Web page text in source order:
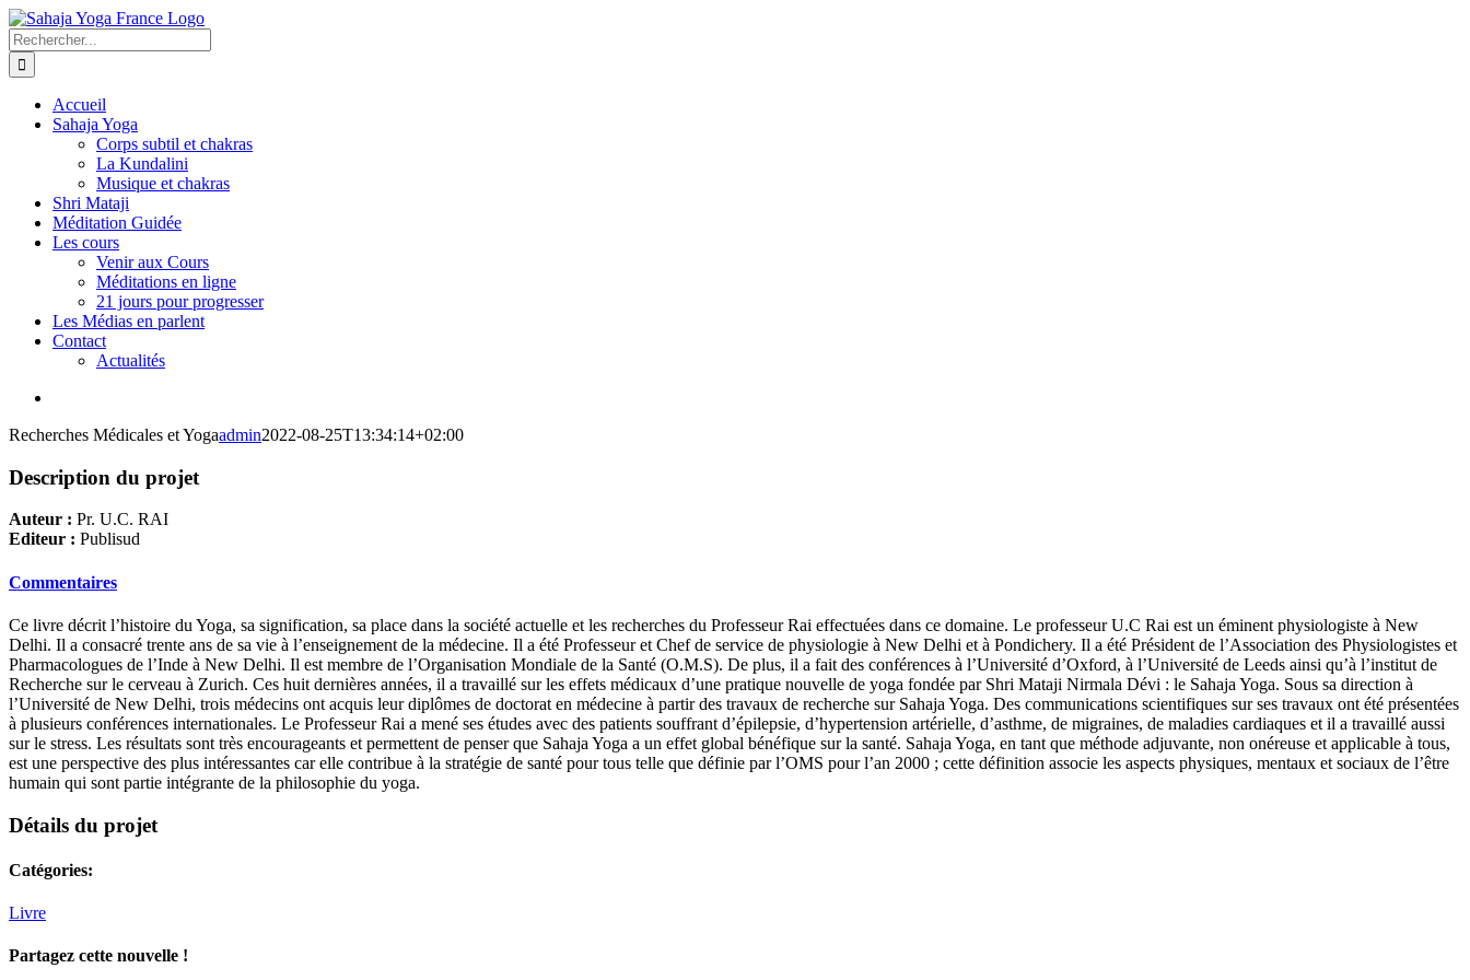
Passer
au
contenu
Rechercher:
Accueil
Sahaja Yoga
Corps subtil et chakras
La Kundalini
Musique et chakras
Shri Mataji
Méditation Guidée
Les cours
Venir aux Cours
Méditations en ligne
21 jours pour progresser
Les Médias en parlent
Contact
Actualités
Image
Recherches Médicales et Yogaadmin2022-08-25T13:34:14+02:00
Description du projet
Auteur : Pr. U.C. RAI
Editeur : Publisud
Commentaires
Ce livre décrit l’histoire du Yoga, sa signification, sa place dans la société actuelle et les recherches du Professeur Rai effectuées dans ce domaine. Le professeur U.C Rai est un éminent physiologiste à New
Delhi. Il a consacré trente ans de sa vie à l’enseignement de la médecine. Il a été Professeur et Chef de service de physiologie à New Delhi et à Pondichery. Il a été Président de l’Association des Physiologistes et
Pharmacologues de l’Inde à New Delhi. Il est membre de l’Organisation Mondiale de la Santé (O.M.S). De plus, il a fait des conférences à l’Université d’Oxford, à l’Université de Leeds ainsi qu’à l’institut de
Recherche sur le cerveau à Zurich. Ces huit dernières années, il a travaillé sur les effets médicaux d’une pratique nouvelle de yoga fondée par Shri Mataji Nirmala Dévi : le Sahaja Yoga. Sous sa direction à
l’Université de New Delhi, trois médecins ont acquis leur diplômes de doctorat en médecine à partir des travaux de recherche sur Sahaja Yoga. Des communications scientifiques sur ses travaux ont été présentées
à plusieurs conférences internationales. Le Professeur Rai a mené ses études avec des patients souffrant d’épilepsie, d’hypertension artérielle, d’asthme, de migraines, de maladies cardiaques et il a travaillé aussi
sur le stress. Les résultats sont très encourageants et permettent de penser que Sahaja Yoga a un effet global bénéfique sur la santé. Sahaja Yoga, en tant que méthode adjuvante, non onéreuse et applicable à tous,
est une perspective des plus intéressantes car elle contribue à la stratégie de santé pour tous telle que définie par l’OMS pour l’an 2000 ; cette définition associe les aspects physiques, mentaux et sociaux de l’être
humain qui sont partie intégrante de la philosophie du yoga.
Détails du projet
Catégories:
Livre
Partagez cette nouvelle !